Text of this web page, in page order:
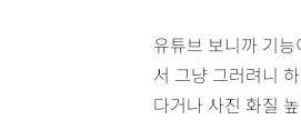
유튜브 보니까 기
서 그냥 그러려니
다거나 사진 화질